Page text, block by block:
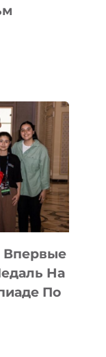
Впервые
На
По